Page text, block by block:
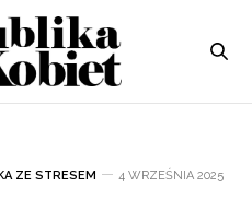
ZE STRESEM 4 WRZEŚNIA 2025